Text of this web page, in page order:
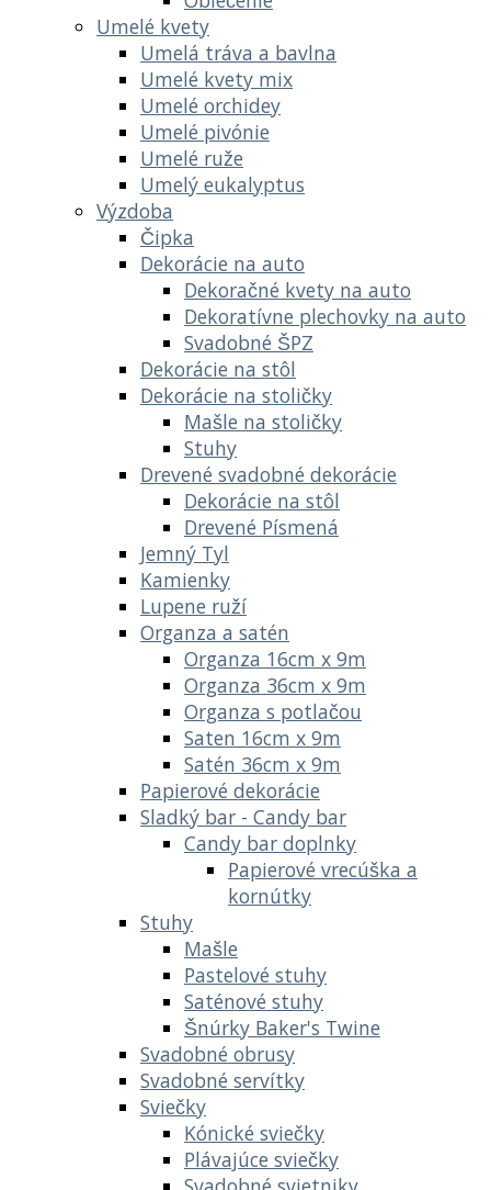
Umelé kvety
Umelá tráva a bavlna
Umelé kvety mix
Umelé orchidey
Umelé pivónie
Umelé ruže
Umelý eukalyptus
Výzdoba
Čipka
Dekorácie na auto
Dekoračné kvety na auto
Dekoratívne plechovky na auto
Svadobné ŠPZ
Dekorácie na stôl
Dekorácie na stoličky
Mašle na stoličky
Stuhy
Drevené svadobné dekorácie
Dekorácie na stôl
Drevené Písmená
Jemný Tyl
Kamienky
Lupene ruží
Organza a satén
Organza 16cm x 9m
Organza 36cm x 9m
Organza s potlačou
Saten 16cm x 9m
Satén 36cm x 9m
Papierové dekorácie
Sladký bar - Candy bar
Candy bar doplnky
Papierové vrecúška a
kornútky
Stuhy
Mašle
Pastelové stuhy
Saténové stuhy
Šnúrky Baker's Twine
Svadobné obrusy
Svadobné servítky
Sviečky
Kónické sviečky
Plávajúce sviečky